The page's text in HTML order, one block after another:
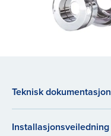
Teknisk dokumentasjon
Installasjonsveiledning